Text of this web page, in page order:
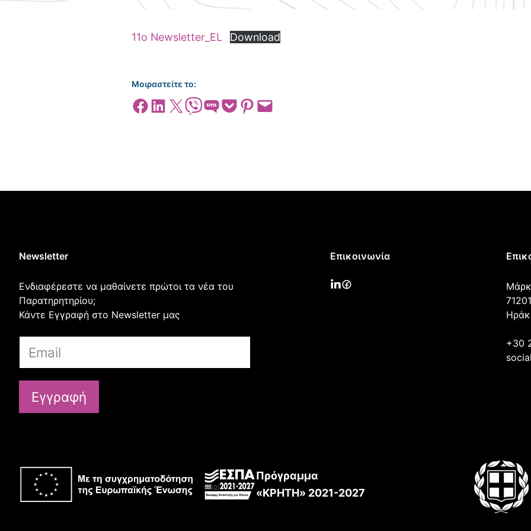
11o Newsletter_EL Download
Μοιραστείτε το:
Share on Facebook
Share on LinkedIn
Share on X Share on ViberShare on SMSShare on Pocket
Share on Pinterest
Email this Page
Newsletter
Ενδιαφέρεστε να μαθαίνετε πρώτοι τα νέα του
Παρατηρητηρίου;
Κάντε Εγγραφή στο Newsletter μας
Εγγραφή
Επικοινωνία
+30
Πρόγραμμα
«ΚΡΗΤΗ» 2021-2027